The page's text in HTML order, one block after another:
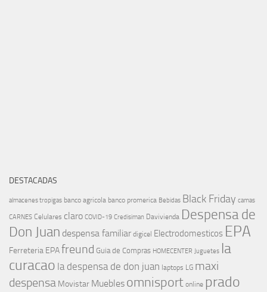
DESTACADAS
almacenes tropigas banco agricola banco promerica Bebidas Black Friday camas
CARNES Celulares claro COVID-19 Credisiman Davivienda Despensa de
Don Juan despensa familiar digicel Electrodomesticos EPA
Ferreteria EPAfreund Guia de Compras HOMECENTER Juguetes la
curacao la despensa de don juan laptops LG maxi
despensa Movistar Muebles omnisport online prado